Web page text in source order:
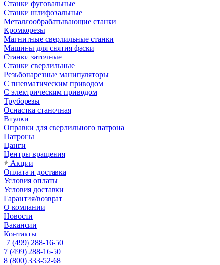
Станки фуговальные
Станки шлифовальные
Металлообрабатывающие станки
Кромкорезы
Магнитные сверлильные станки
Машины для снятия фаски
Станки заточные
Станки сверлильные
Резьбонарезные манипуляторы
С пневматическим приводом
С электрическим приводом
Труборезы
Оснастка станочная
Втулки
Оправки для сверлильного патрона
Патроны
Цанги
Центры вращения
Акции
Оплата и доставка
Условия оплаты
Условия доставки
Гарантия/возврат
О компании
Новости
Вакансии
Контакты
7 (499) 288-16-50
7 (499) 288-16-50
8 (800) 333-52-68